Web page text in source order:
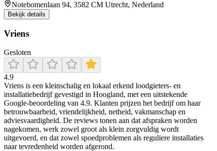
Notebomenlaan 94, 3582 CM Utrecht, Nederland
Bekijk details
Vriens
Gesloten
4.9
Vriens is een kleinschalig en lokaal erkend loodgieters- en
installatiebedrijf gevestigd in Hoogland, met een uitstekende
Google-beoordeling van 4.9. Klanten prijzen het bedrijf om haar
betrouwbaarheid, vriendelijkheid, netheid, vakmanschap en
adviesvaardigheid. De reviews tonen aan dat afspraken worden
nagekomen, werk zowel groot als klein zorgvuldig wordt
uitgevoerd, en dat zowel spoedproblemen als reguliere installaties
naar tevredenheid worden afgerond.